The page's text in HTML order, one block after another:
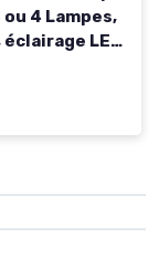
4 Lampes,
LED